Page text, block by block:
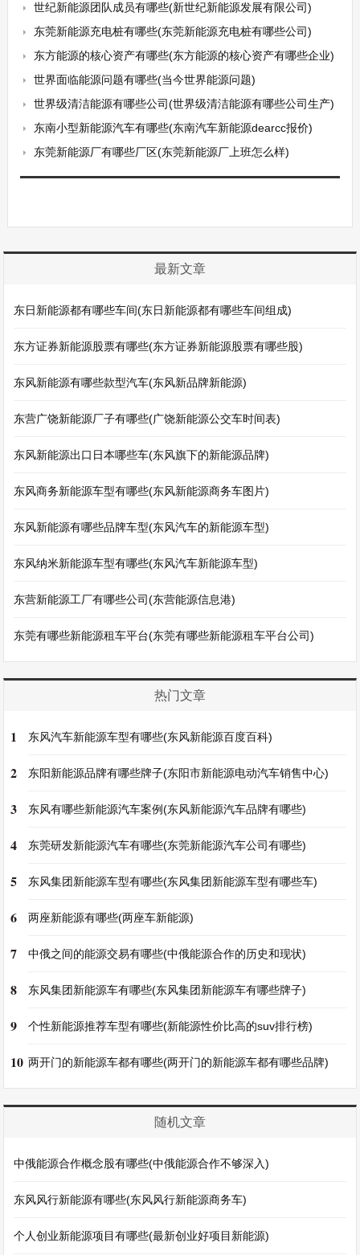
世纪新能源团队成员有哪些(新世纪新能源发展有限公司)
东莞新能源充电桩有哪些(东莞新能源充电桩有哪些公司)
东方能源的核心资产有哪些(东方能源的核心资产有哪些企业)
世界面临能源问题有哪些(当今世界能源问题)
世界级清洁能源有哪些公司(世界级清洁能源有哪些公司生产)
东南小型新能源汽车有哪些(东南汽车新能源dearcc报价)
东莞新能源厂有哪些厂区(东莞新能源厂上班怎么样)
最新文章
东日新能源都有哪些车间(东日新能源都有哪些车间组成)
东方证券新能源股票有哪些(东方证券新能源股票有哪些股)
东风新能源有哪些款型汽车(东风新品牌新能源)
东营广饶新能源厂子有哪些(广饶新能源公交车时间表)
东风新能源出口日本哪些车(东风旗下的新能源品牌)
东风商务新能源车型有哪些(东风新能源商务车图片)
东风新能源有哪些品牌车型(东风汽车的新能源车型)
东风纳米新能源车型有哪些(东风汽车新能源车型)
东营新能源工厂有哪些公司(东营能源信息港)
东莞有哪些新能源租车平台(东莞有哪些新能源租车平台公司)
热门文章
1 东风汽车新能源车型有哪些(东风新能源百度百科)
2 东阳新能源品牌有哪些牌子(东阳市新能源电动汽车销售中心)
3 东风有哪些新能源汽车案例(东风新能源汽车品牌有哪些)
4 东莞研发新能源汽车有哪些(东莞新能源汽车公司有哪些)
5 东风集团新能源车型有哪些(东风集团新能源车型有哪些车)
6 两座新能源有哪些(两座车新能源)
7 中俄之间的能源交易有哪些(中俄能源合作的历史和现状)
8 东风集团新能源车有哪些(东风集团新能源车有哪些牌子)
9 个性新能源推荐车型有哪些(新能源性价比高的suv排行榜)
10 两开门的新能源车都有哪些(两开门的新能源车都有哪些品牌)
随机文章
中俄能源合作概念股有哪些(中俄能源合作不够深入)
东风风行新能源有哪些(东风风行新能源商务车)
个人创业新能源项目有哪些(最新创业好项目新能源)